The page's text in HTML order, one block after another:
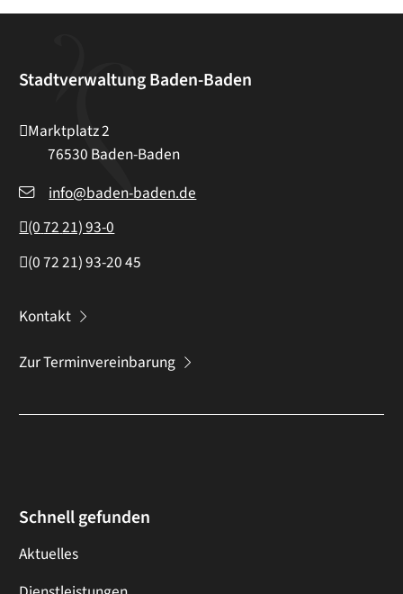
Stadtverwaltung Baden-Baden
Marktplatz 2
76530 Baden-Baden
info@baden-baden.de
(07221) 93-0
(07221) 93-2045
Kontakt
Zur Terminvereinbarung
Schnell gefunden
Aktuelles